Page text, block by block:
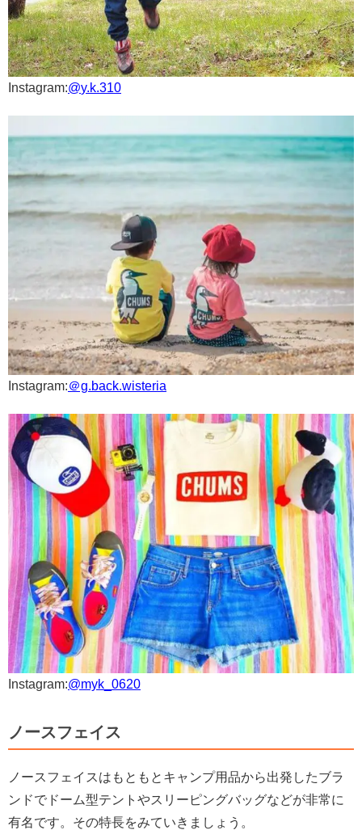
Instagram:@y.k.310
Instagram:＠g.back.wisteria
Instagram:@myk_0620
ノースフェイス
ノースフェイスはもともとキャンプ用品から出発したブラ
ンドでドーム型テントやスリーピングバッグなどが非常に
有名です。その特長をみていきましょう。